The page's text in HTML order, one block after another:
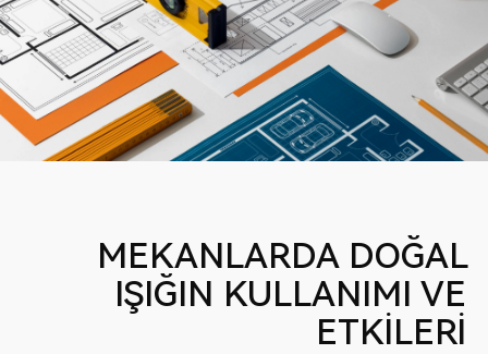
MEKANLARDA DOĞAL
IŞIĞIN KULLANIMI VE
ETKİLERİ